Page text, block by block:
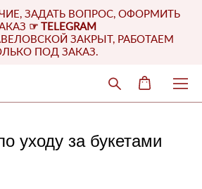
ЗАДАТЬ ВОПРОС, ОФОРМИТЬ
☞ TELEGRAM
ЗАКРЫТ, РАБОТАЕМ
ПОД ЗАКАЗ.
уходу за букетами